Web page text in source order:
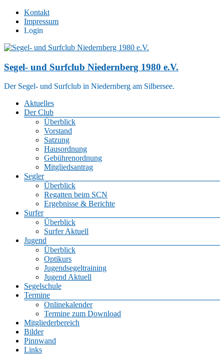
Zum
Inhalt
springen
Kontakt
Impressum
Login
Segel- und Surfclub Niedernberg 1980 e.V.
Der Segel- und Surfclub in Niedernberg am Silbersee.
Menü
Aktuelles
Der Club
Überblick
Vorstand
Satzung
Hausordnung
Gebührenordnung
Mitgliedsantrag
Segler
Überblick
Regatten beim SCN
Ergebnisse & Berichte
Surfer
Überblick
Surfer Aktuell
Jugend
Überblick
Optikurs
Jugendsegeltraining
Jugend Aktuell
Segelschule
Termine
Onlinekalender
Termine zum Download
Mitgliederbereich
Bilder
Pinnwand
Links